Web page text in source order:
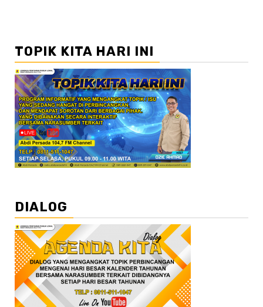
TOPIK KITA HARI INI
DIALOG